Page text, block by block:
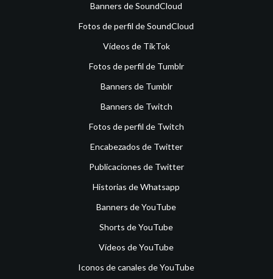
Banners de SoundCloud
Fotos de perfil de SoundCloud
Vídeos de TikTok
Fotos de perfil de Tumblr
Banners de Tumblr
Banners de Twitch
Fotos de perfil de Twitch
Encabezados de Twitter
Publicaciones de Twitter
Historias de Whatsapp
Banners de YouTube
Shorts de YouTube
Vídeos de YouTube
Iconos de canales de YouTube